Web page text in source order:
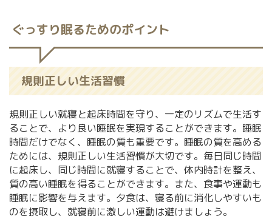
ぐっすり眠るためのポイント
規則正しい生活習慣
規則正しい就寝と起床時間を守り、一定のリズムで生活す
ることで、より良い睡眠を実現することができます。睡眠
時間だけでなく、睡眠の質も重要です。睡眠の質を高める
ためには、規則正しい生活習慣が大切です。毎日同じ時間
に起床し、同じ時間に就寝することで、体内時計を整え、
質の高い睡眠を得ることができます。また、食事や運動も
睡眠に影響を与えます。夕食は、寝る前に消化しやすいも
のを摂取し、就寝前に激しい運動は避けましょう。